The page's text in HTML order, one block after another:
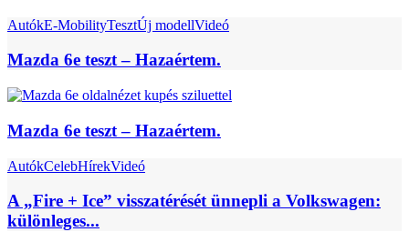
AutókE-MobilityTesztÚj modellVideó
Mazda 6e teszt – Hazaértem.
Mazda 6e teszt – Hazaértem.
AutókCelebHírekVideó
A „Fire + Ice” visszatérését ünnepli a Volkswagen:
különleges...